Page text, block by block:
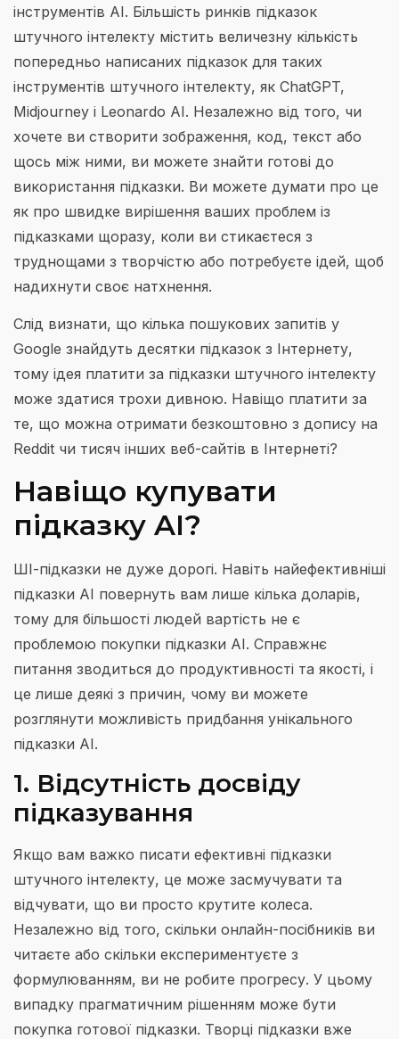
інструментів AI. Більшість ринків підказок
штучного інтелекту містить величезну кількість
попередньо написаних підказок для таких
інструментів штучного інтелекту, як ChatGPT,
Midjourney і Leonardo AI. Незалежно від того, чи
хочете ви створити зображення, код, текст або
щось між ними, ви можете знайти готові до
використання підказки. Ви можете думати про це
як про швидке вирішення ваших проблем із
підказками щоразу, коли ви стикаєтеся з
труднощами з творчістю або потребуєте ідей, щоб
надихнути своє натхнення.
Слід визнати, що кілька пошукових запитів у
Google знайдуть десятки підказок з Інтернету,
тому ідея платити за підказки штучного інтелекту
може здатися трохи дивною. Навіщо платити за
те, що можна отримати безкоштовно з допису на
Reddit чи тисяч інших веб-сайтів в Інтернеті?
Навіщо купувати
підказку AI?
ШІ-підказки не дуже дорогі. Навіть найефективніші
підказки AI повернуть вам лише кілька доларів,
тому для більшості людей вартість не є
проблемою покупки підказки AI. Справжнє
питання зводиться до продуктивності та якості, і
це лише деякі з причин, чому ви можете
розглянути можливість придбання унікального
підказки AI.
1. Відсутність досвіду
підказування
Якщо вам важко писати ефективні підказки
штучного інтелекту, це може засмучувати та
відчувати, що ви просто крутите колеса.
Незалежно від того, скільки онлайн-посібників ви
читаєте або скільки експериментуєте з
формулюванням, ви не робите прогресу. У цьому
випадку прагматичним рішенням може бути
покупка готової підказки. Творці підказки вже